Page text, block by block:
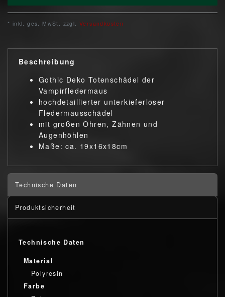
* inkl. ges. MwSt. zzgl. Versandkosten
Beschreibung
Gothic Deko Totenschädel der
Vampirfledermaus
hochdetaillierter unterkieferloser
Fledermausschädel
mit großen Ohren, Zähnen und
Augenhöhlen
Maße: ca. 19x16x18cm
Technische Daten
Produktsicherheit
Technische Daten
Material
Polyresin
Farbe